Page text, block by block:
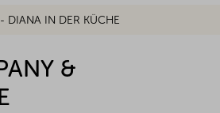
DIANA IN DER KÜCHE
&